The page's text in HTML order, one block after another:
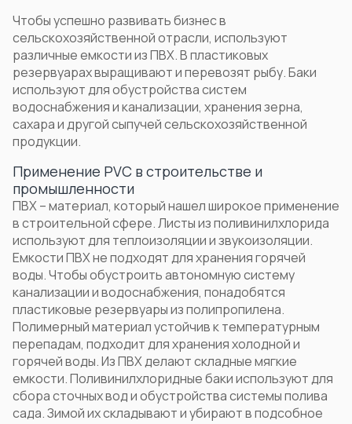
Чтобы успешно развивать бизнес в
сельскохозяйственной отрасли, используют
различные емкости из ПВХ. В пластиковых
резервуарах выращивают и перевозят рыбу. Баки
используют для обустройства систем
водоснабжения и канализации, хранения зерна,
сахара и другой сыпучей сельскохозяйственной
продукции.
Применение PVC в строительстве и
промышленности
ПВХ – материал, который нашел широкоеприменение
в строительной сфере. Листы из поливинилхлорида
используют для теплоизоляции и звукоизоляции.
Емкости ПВХ не подходят для хранения горячей
воды. Чтобы обустроить автономную систему
канализации и водоснабжения, понадобятся
пластиковые резервуарыиз полипропилена.
Полимерный материал устойчив к температурным
перепадам, подходит для хранения холодной и
горячей воды. Из ПВХ делают складные мягкие
емкости.Поливинилхлоридныебаки используют для
сбора сточных вод и обустройства системы полива
сада. Зимой их складывают и убирают в подсобное